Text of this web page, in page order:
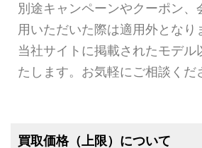
別途キャンペーンやクーポン、
用いただいた際は適用外となり
当社サイトに掲載されたモデル
たします。お気軽にご相談くだ
買取価格（上限）について